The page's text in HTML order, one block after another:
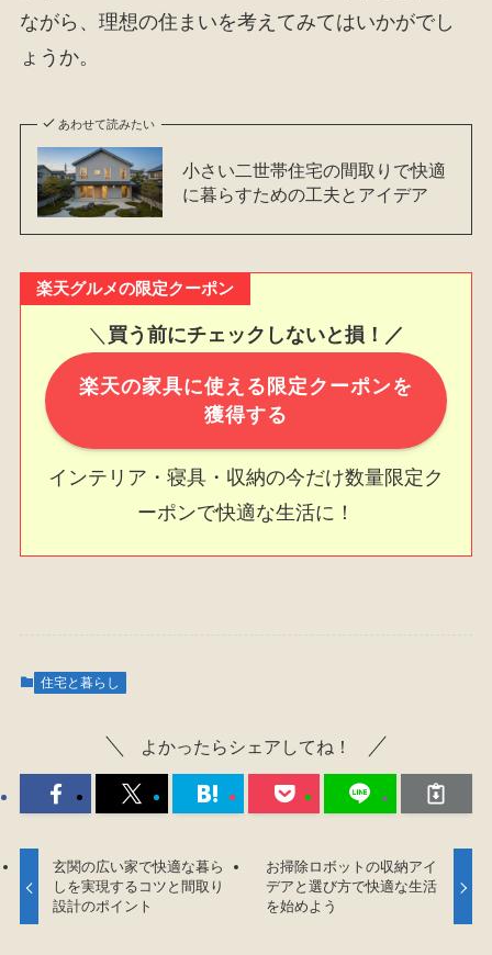
ながら、理想の住まいを考えてみてはいかがでし
ょうか。
あわせて読みたい
小さい二世帯住宅の間取りで快適
に暮らすための工夫とアイデア
楽天グルメの限定クーポン
＼ 買う前にチェックしないと損！／
楽天の家具に使える限定クーポンを
獲得する
インテリア・寝具・収納の今だけ数量限定ク
ーポンで快適な生活に！
住宅と暮らし
よかったらシェアしてね！
玄関の広い家で快適な暮ら
しを実現するコツと間取り
設計のポイント
お掃除ロボットの収納アイ
デアと選び方で快適な生活
を始めよう